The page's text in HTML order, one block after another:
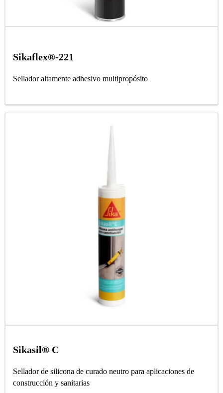
Sikaflex®-221
Sellador altamente adhesivo multipropósito
Sikasil® C
Sellador de silicona de curado neutro para aplicaciones de
construcción y sanitarias